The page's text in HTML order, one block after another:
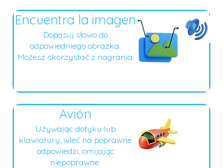
Encuentra la imagen
Dopasuj słowo do
odpowiedniego obrazka.
Możesz skorzystać z nagrania.
Avión
Używając dotyku lub
klawiatury, wleć na poprawne
odpowiedzi, omijając
niepoprawne.